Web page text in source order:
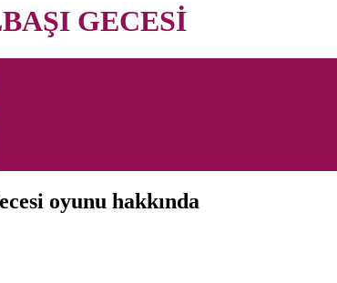
GECESİ
oyunu hakkında